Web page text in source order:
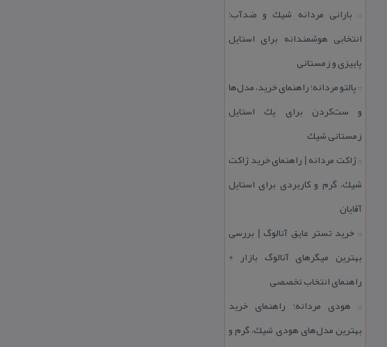
:: بارانی مردانه شیك و ضدآب؛
انتخابی هوشمندانه برای استایل
پاییزی و زمستانی
:: پالتو مردانه؛ راهنمای خرید، مدل‌ها
و ست‌كردن برای یك استایل
زمستانی شیك
::ژاكت مردانه | راهنمای خرید ژاكت
شیك، گرم و كاربردی برای استایل
آقایان
:: خرید تستر عایق آنالوگ | بررسی
بهترین میگرهای آنالوگ بازار +
راهنمای انتخاب تخصصی
:: هودی مردانه؛ راهنمای خرید
بهترین مدل‌های هودی شیك، گرم و